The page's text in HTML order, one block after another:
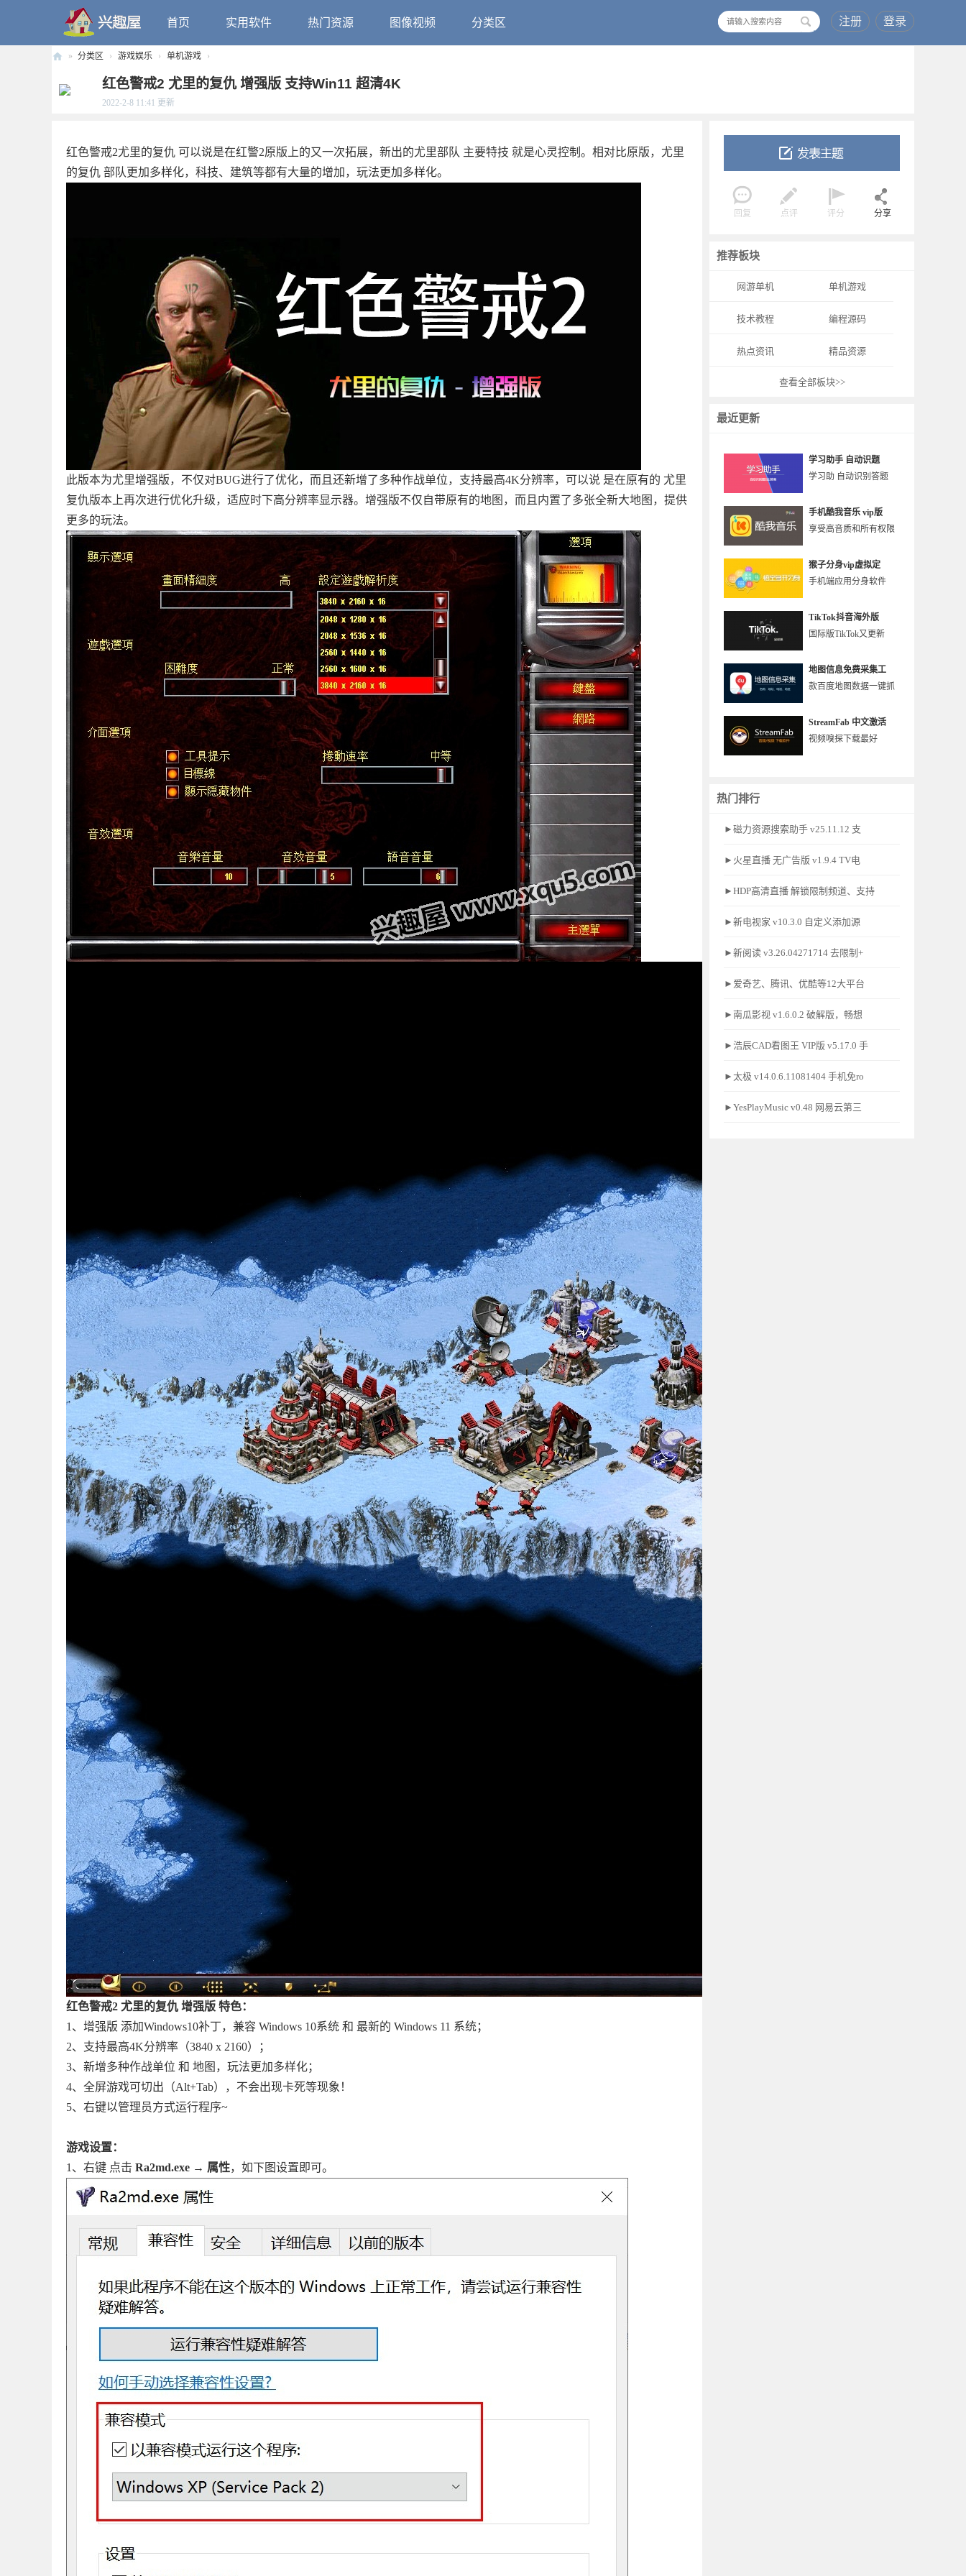
首页 实用软件 热门资源 图像视频 分类区 注册 登录
趣
» 分类区 › 游戏娱乐 › 单机游戏 ›
红色警戒2 尤里的复仇 增强版 支持Win11 超清4K
2022-2-8 11:41 更新
回复 点评 评分 分享
推荐板块
网游单机 单机游戏
技术教程 编程源码
热点资讯 精品资源
查看全部板块>>
最近更新
学习助手 自动识题
学习助 自动识别答题
手机酷我音乐 vip版
享受高音质和所有权限
猴子分身vip虚拟定
手机端应用分身软件
TikTok抖音海外版
国际版TikTok又更新
地图信息免费采集工
款百度地图数据一键抓
StreamFab 中文激活
视频嗅探下载最好
热门排行
►磁力资源搜索助手 v25.11.12 支
►火星直播 无广告版 v1.9.4 TV电
►HDP高清直播 解锁限制频道、支持
►新电视家 v10.3.0 自定义添加源
►新阅读 v3.26.04271714 去限制+
►爱奇艺、腾讯、优酷等12大平台
►南瓜影视 v1.6.0.2 破解版，畅想
►浩辰CAD看图王 VIP版 v5.17.0 手
►太极 v14.0.6.11081404 手机免ro
►YesPlayMusic v0.48 网易云第三
红色警戒2尤里的复仇 可以说是在红警2原版上的又一次拓展，新出的尤里部队 主要特技 就是心灵控制。相对比原版，尤里
的复仇 部队更加多样化，科技、建筑等都有大量的增加，玩法更加多样化。
此版本为尤里增强版，不仅对BUG进行了优化，而且还新增了多种作战单位，支持最高4K分辨率，可以说 是在原有的 尤里
复仇版本上再次进行优化升级，适应时下高分辨率显示器。增强版不仅自带原有的地图，而且内置了多张全新大地图，提供
更多的玩法。
红色警戒2 尤里的复仇 增强版 特色：
1、增强版 添加Windows10补丁，兼容 Windows 10系统 和 最新的 Windows 11 系统；
2、支持最高4K分辨率（3840 x 2160）；
3、新增多种作战单位 和 地图，玩法更加多样化；
4、 全屏游戏可切出（Alt+Tab），不会出现卡死等现象！
5、右键以管理员方式运行程序~
游戏设置：
1、右键 点击 Ra2md.exe → 属性，如下图设置即可。